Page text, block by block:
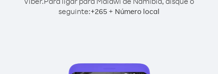
seguinte:+265 + Número local